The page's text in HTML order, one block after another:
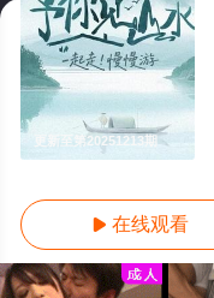
更新至第20251213期
 在线观看